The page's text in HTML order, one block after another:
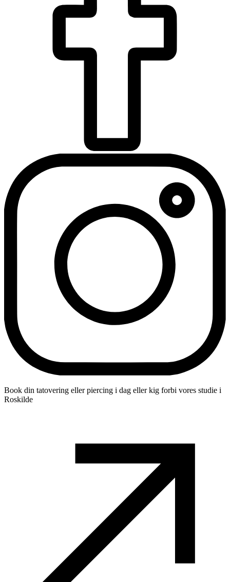
Book din tatovering eller piercing i dag eller kig forbi vores studie i
Roskilde